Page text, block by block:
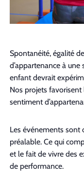
Spon­tanéité, égal­ité
d’appartenance à
enfant devrait
Nos pro­jets favorisent
sen­ti­ment
Les événe­ments sont
préal­able. Ce qui
et le fait de vivre des
de per­for­mance.